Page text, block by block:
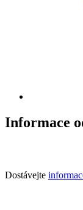
Informace
Dostávejte